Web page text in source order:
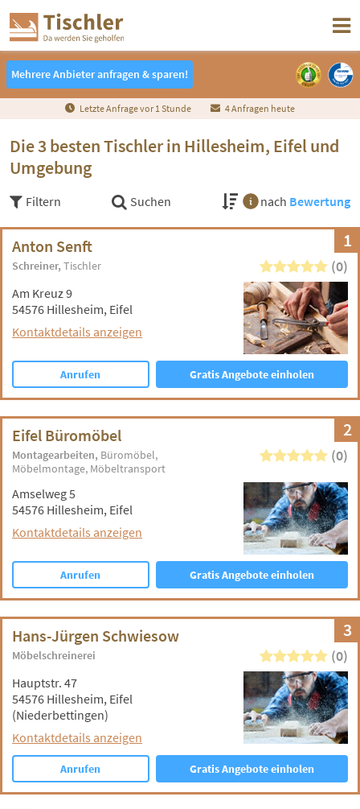
Mehrere Anbieter anfragen & sparen!
Mehrere Anbieter anfragen & sparen!
Letzte Anfrage vor 1Stunde 4 Anfragen heute
Die 3 besten Tischler in Hillesheim, Eifel und
Umgebung
Filtern Suchen nach Bewertung
1
Anton Senft
Schreiner Tischler (0)
Am Kreuz 9
54576 Hillesheim, Eifel
Kontaktdetails anzeigen
Anrufen Gratis Angebote einholen
2
Eifel Büromöbel
Montagearbeiten Büromöbel
Möbelmontage Möbeltransport
(0)
Amselweg 5
54576 Hillesheim, Eifel
Kontaktdetails anzeigen
Anrufen Gratis Angebote einholen
3
Hans-Jürgen Schwiesow
Möbelschreinerei (0)
Hauptstr. 47
54576 Hillesheim, Eifel
(Niederbettingen)
Kontaktdetails anzeigen
Anrufen Gratis Angebote einholen